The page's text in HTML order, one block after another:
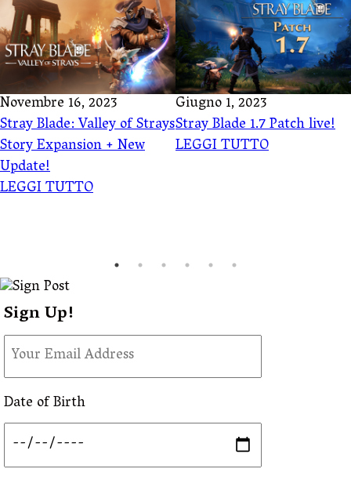
Novembre 16, 2023
Stray Blade: Valley of Strays
Story Expansion + New
Update!
LEGGI TUTTO
Giugno 1, 2023
Stray Blade 1.7 Patch live!
LEGGI TUTTO
Sign Up!
Date of Birth